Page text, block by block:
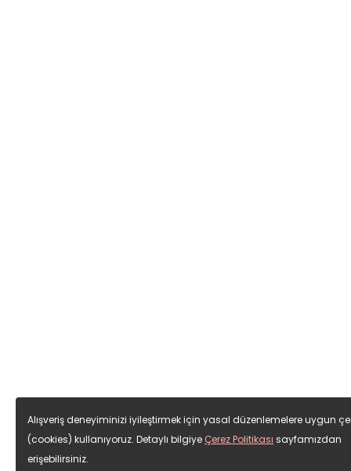
Alışveriş deneyiminizi iyileştirmek için yasal düzenlemelere uygun
(cookies) kullanıyoruz. Detaylı bilgiyeÇerez Politikası sayfamızdan
erişebilirsiniz.